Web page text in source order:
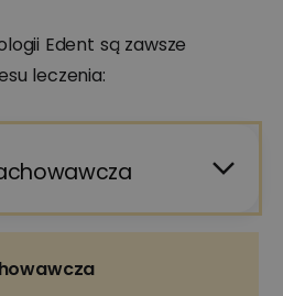
Edent są zawsze
leczenia: